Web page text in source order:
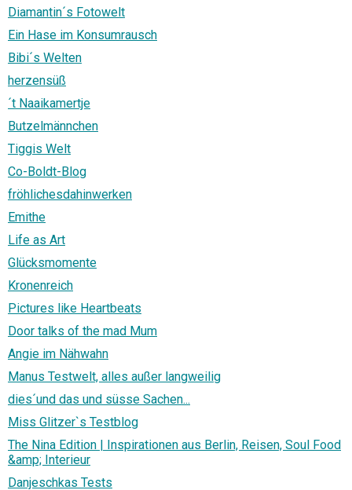
Diamantin´s Fotowelt
Ein Hase im Konsumrausch
Bibi´s Welten
herzensüß
´t Naaikamertje
Butzelmännchen
Tiggis Welt
Co-Boldt-Blog
fröhlichesdahinwerken
Emithe
Life as Art
Glücksmomente
Kronenreich
Pictures like Heartbeats
Door talks of the mad Mum
Angie im Nähwahn
Manus Testwelt, alles außer langweilig
dies´und das und süsse Sachen...
Miss Glitzer`s Testblog
The Nina Edition | Inspirationen aus Berlin, Reisen, Soul Food
&amp; Interieur
Danjeschkas Tests